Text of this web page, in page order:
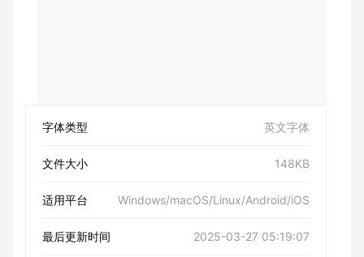
字体类型 英文字体
文件大小 148KB
适用平台 Windows/macOS/Linux/Android/iOS
最后更新时间 2025-03-27 05:19:07